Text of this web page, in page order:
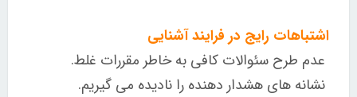
اشتباهات رایج در فرایند آشنایی
عدم طرح سئوالات کافی به خاطر مقررات غلط.
نشانه های هشدار دهنده را نادیده می گیریم.